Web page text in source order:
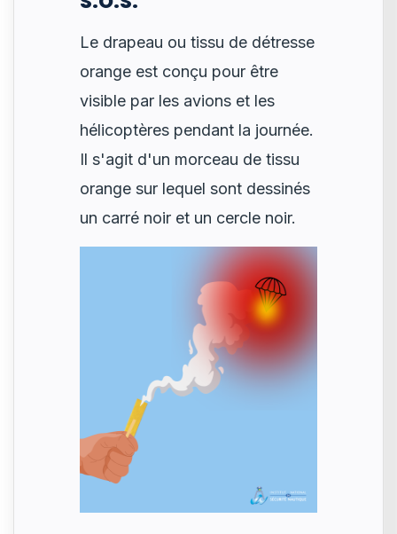
Le drapeau ou tissu de détresse
orange est conçu pour être
visible par les avions et les
hélicoptères pendant la journée.
Il s'agit d'un morceau de tissu
orange sur lequel sont dessinés
un carré noir et un cercle noir.